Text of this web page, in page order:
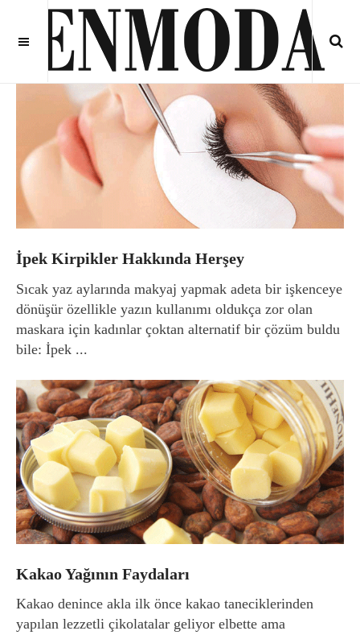
İpek Kirpikler Hakkında Herşey
Sıcak yaz aylarında makyaj yapmak adeta bir işkenceye
dönüşür özellikle yazın kullanımı oldukça zor olan
maskara için kadınlar çoktan alternatif bir çözüm buldu
bile: İpek ...
Kakao Yağının Faydaları
Kakao denince akla ilk önce kakao taneciklerinden
yapılan lezzetli çikolatalar geliyor elbette ama